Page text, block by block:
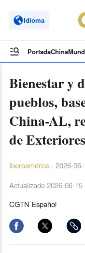
Idioma
PortadaChina
Bienestar y
pueblos,
China-AL,
de
Iberoamérica· 2026-
Actualizado2026-06-15
CGTN Español